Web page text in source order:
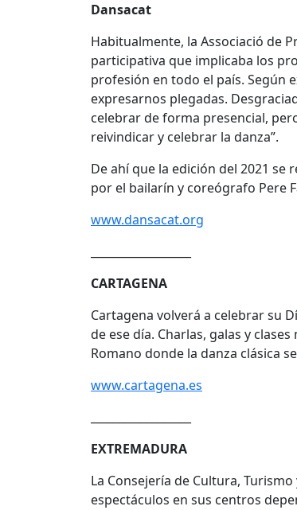
Dansacat
Habitualmente, la Associació de
participativa que implicaba los
profesión en todo el país. Según
expresarnos plegadas.
celebrar de forma presencial,
reivindicar y celebrar la danza”.
De ahí que la edición del 2021
por el bailarín y coreógrafo Pere
www.dansacat.org
CARTAGENA
Cartagena volverá a celebrar su
de ese día. Charlas, galas y
Romano donde la danza clásica
www.cartagena.es
EXTREMADURA
La Consejería de Cultura,
espectáculos en sus centros